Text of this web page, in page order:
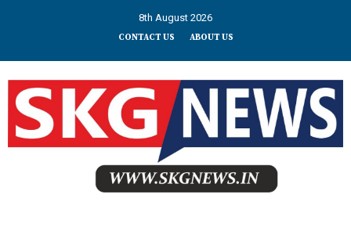
8th August 2026
CONTACT US ABOUT US